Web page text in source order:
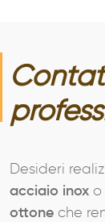
Desideri
acciaio inox o
ottone che